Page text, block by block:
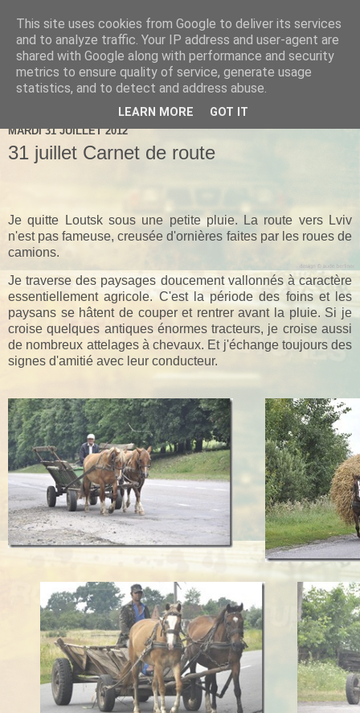
Vladivostok - Routes et
Cultures
MARDI 31 JUILLET 2012
31 juillet Carnet de route
Je quitte Loutsk sous une petite pluie. La route vers Lviv
n'est pas fameuse, creusée d'ornières faites par les roues de
camions.
Je traverse des paysages doucement vallonnés à caractère
essentiellement agricole. C'est la période des foins et les
paysans se hâtent de couper et rentrer avant la pluie. Si je
croise quelques antiques énormes tracteurs, je croise aussi
de nombreux attelages à chevaux. Et j'échange toujours des
signes d'amitié avec leur conducteur.
This site uses cookies from Google to deliver its services
and to analyze traffic. Your IP address and user-agent are
shared with Google along with performance and security
metrics to ensure quality of service, generate usage
statistics, and to detect and address abuse.
LEARN MORE GOT IT